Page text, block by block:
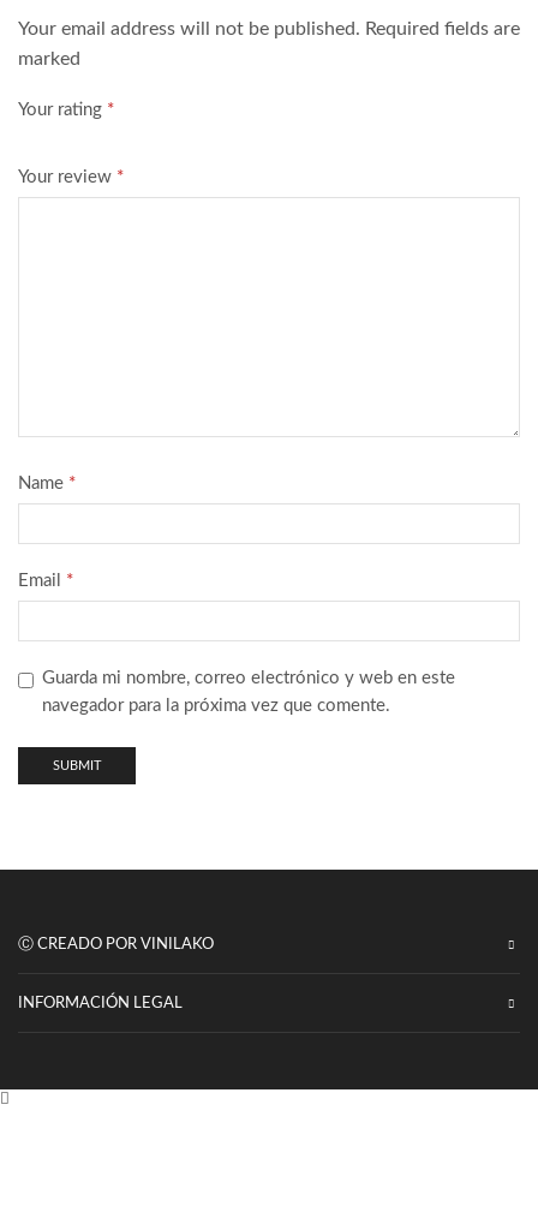
Your email address will not be published. Required fields are
marked
Your rating *
Your review *
Name *
Email *
Guarda mi nombre, correo electrónico y web en este
navegador para la próxima vez que comente.
Ⓒ CREADO POR VINILAKO
INFORMACIÓN LEGAL